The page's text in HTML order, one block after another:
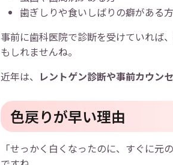
歯ぎしりや食いしばりの癖がある方
事前に歯科医院で診断を受けていれば
もしれませんね。
近年は、 レントゲン診断や事前カウン
色戻りが早い理由
「せっかく白くなったのに、すぐに